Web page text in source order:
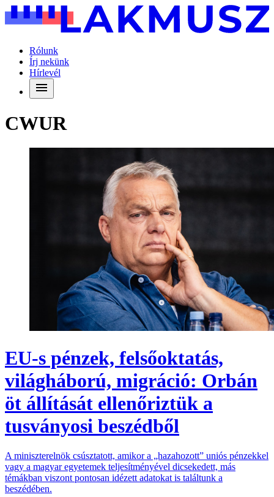
Rólunk
Írj nekünk
Hírlevél
CWUR
EU-s pénzek, felsőoktatás,
világháború, migráció: Orbán
öt állítását ellenőriztük a
tusványosi beszédből
A miniszterelnök csúsztatott, amikor a „hazahozott” uniós pénzekkel
vagy a magyar egyetemek teljesítményével dicsekedett, más
témákban viszont pontosan idézett adatokat is találtunk a
beszédében.